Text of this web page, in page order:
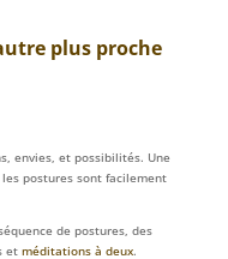
plus proche
envies, et possibilités. Une
les postures sont facilement
de postures, des
et méditations à deux.